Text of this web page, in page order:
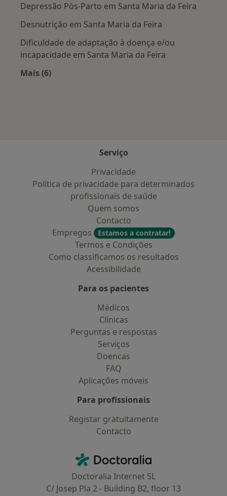
Depressão Pós-Parto em Santa Maria da Feira
Desnutrição em Santa Maria da Feira
Dificuldade de adaptação à doença e/ou
incapacidade em Santa Maria da Feira
Mais (6)
Serviço
Privacidade
Política de privacidade para determinados
profissionais de saúde
Quem somos
Contacto
Empregos
Estamos a contratar!
Termos e Condições
Como classificamos os resultados
Acessibilidade
Para os pacientes
Médicos
Clínicas
Perguntas e respostas
Serviços
Doencas
FAQ
Aplicações móveis
Para profissionais
Registar gratuitamente
Contacto
Doctoralia - Homepage
Doctoralia Internet SL
C/ Josep Pla 2 - Building B2, floor 13